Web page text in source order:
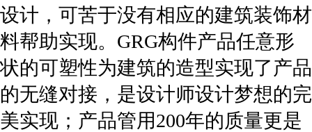
设计，可苦于没有相应的建筑装饰材
料帮助实现。GRG构件产品任意形
状的可塑性为建筑的造型实现了产品
的无缝对接，是设计师设计梦想的完
美实现；产品管用200年的质量更是